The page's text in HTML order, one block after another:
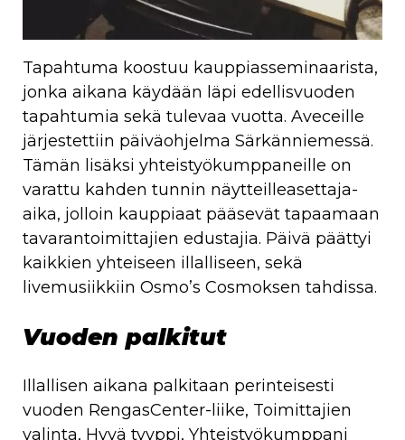
Tapahtuma koostuu kauppiasseminaarista,
jonka aikana käydään läpi edellisvuoden
tapahtumia sekä tulevaa vuotta. Aveceille
järjestettiin päiväohjelma Särkänniemessä.
Tämän lisäksi yhteistyökumppaneille on
varattu kahden tunnin näytteilleasettaja-
aika, jolloin kauppiaat pääsevät tapaamaan
tavarantoimittajien edustajia. Päivä päättyi
kaikkien yhteiseen illalliseen, sekä
livemusiikkiin Osmo’s Cosmoksen tahdissa.
Vuoden palkitut
Illallisen aikana palkitaan perinteisesti
vuoden RengasCenter-liike, Toimittajien
valinta, Hyvä tyyppi, Yhteistyökumppani